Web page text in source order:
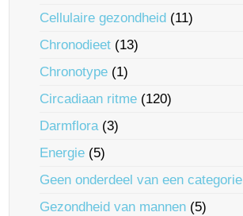
Cellulaire gezondheid (11)
Chronodieet (13)
Chronotype (1)
Circadiaan ritme (120)
Darmflora(3)
Energie (5)
Geen onderdeel van een categorie
Gezondheid van mannen (5)